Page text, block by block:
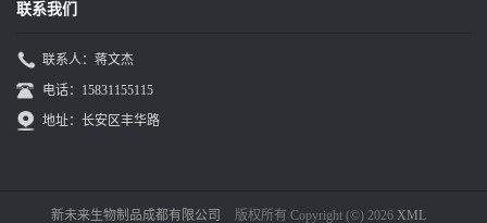
联系我们
联系人：蒋文杰
电话：15831155115
地址：长安区丰华路
新未来生物制品成都有限公司 版权所有 Copyright (©) 2026 XML